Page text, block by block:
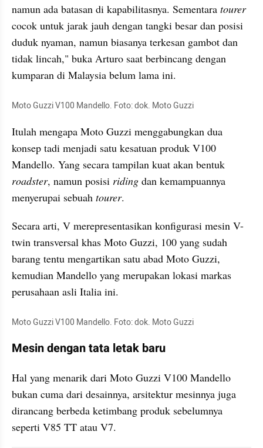
namun ada batasan di kapabilitasnya. Sementara tourer
cocok untuk jarak jauh dengan tangki besar dan posisi
duduk nyaman, namun biasanya terkesan gambot dan
tidak lincah," buka Arturo saat berbincang dengan
kumparan di Malaysia belum lama ini.
Moto Guzzi V100 Mandello. Foto: dok. Moto Guzzi
Itulah mengapa Moto Guzzi menggabungkan dua
konsep tadi menjadi satu kesatuan produk V100
roadster, namun posisi riding dan kemampuannya
menyerupai sebuah tourer.
Secara arti, V merepresentasikan konfigurasi mesin V-
twin transversal khas Moto Guzzi, 100 yang sudah
barang tentu mengartikan satu abad Moto Guzzi,
kemudian Mandello yang merupakan lokasi markas
perusahaan asli Italia ini.
Moto Guzzi V100 Mandello. Foto: dok. Moto Guzzi
Mesin dengan tata letak baru
Hal yang menarik dari Moto Guzzi V100 Mandello
bukan cuma dari desainnya, arsitektur mesinnya juga
dirancang berbeda ketimbang produk sebelumnya
seperti V85 TT atau V7.